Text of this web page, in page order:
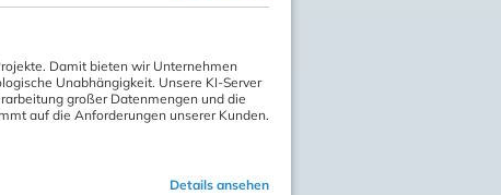
Damit bieten wir Unternehmen
Unabhängigkeit. Unsere KI-Server
großer Datenmengen und die
auf die Anforderungen unserer Kunden.
Details ansehen